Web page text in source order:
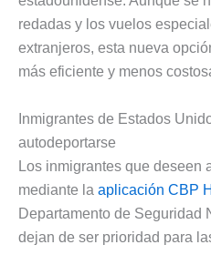
redadas y los vuelos
extranjeros, esta nueva
más eficiente y menos
Inmigrantes de Estados
autodeportarse
Los inmigrantes que deseen
mediante la aplicación CBP
Departamento de Seguridad
dejan de ser prioridad para